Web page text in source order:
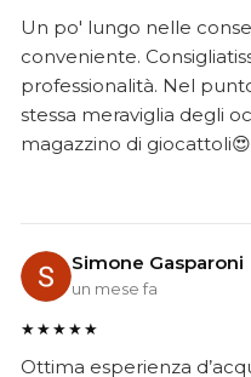
Un po' lungo nelle
conveniente.
professionalità. Nel
stessa meraviglia degli
magazzino di giocattoli😍
Simone Gasparoni
un mese fa
★★★★★
Ottima esperienza